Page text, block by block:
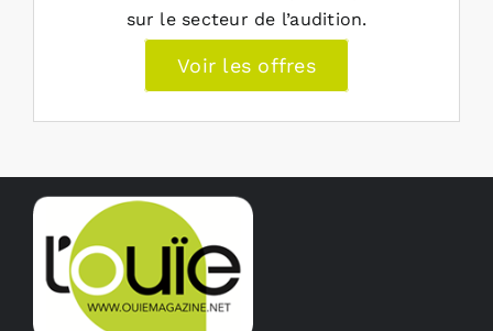
sur le secteur de l’audition.
Voir les offres